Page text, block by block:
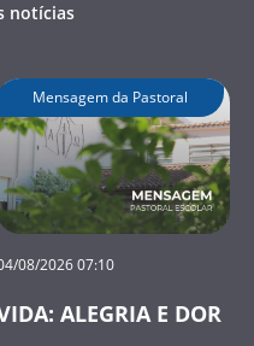
notícias
Mensagem da Pastoral
08/2026 07:10
ALEGRIA E DOR